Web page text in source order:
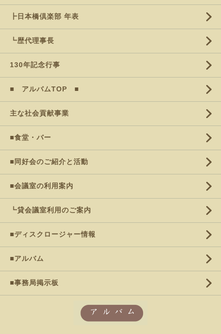
┣日本橋倶楽部 年表
┗歴代理事長
130年記念行事
■ アルバムTOP ■
主な社会貢献事業
■食堂・バー
■同好会のご紹介と活動
■会議室の利用案内
┗貸会議室利用のご案内
■ディスクロージャー情報
■アルバム
■事務局掲示板